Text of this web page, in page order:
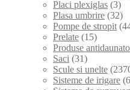
Placi plexiglas (3)
Plasa umbrire (32)
Pompe de stropit
Prelate (15)
Produse
Saci (31)
Scule si unelte
Sisteme de irigare